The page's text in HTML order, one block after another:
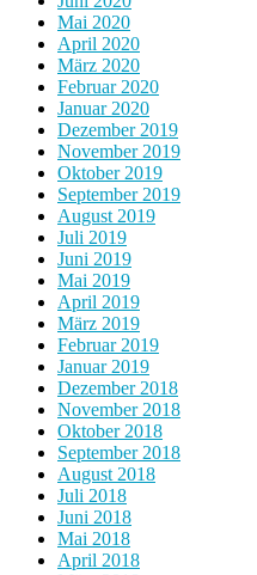
Mai 2020
April 2020
März 2020
Februar 2020
Januar 2020
Dezember 2019
November 2019
Oktober 2019
September 2019
August 2019
Juli 2019
Juni 2019
Mai 2019
April 2019
März 2019
Februar 2019
Januar 2019
Dezember 2018
November 2018
Oktober 2018
September 2018
August 2018
Juli 2018
Juni 2018
Mai 2018
April 2018